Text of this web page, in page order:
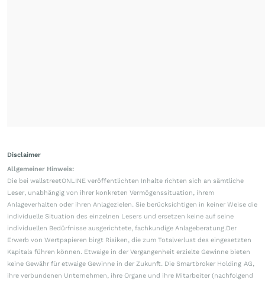
Disclaimer
Allgemeiner Hinweis:
Die bei wallstreetONLINE veröffentlichten Inhalte richten sich an sämtliche
Leser, unabhängig von ihrer konkreten Vermögenssituation, ihrem
Anlageverhalten oder ihren Anlagezielen. Sie berücksichtigen in keiner Weise die
individuelle Situation des einzelnen Lesers und ersetzen keine auf seine
individuellen Bedürfnisse ausgerichtete, fachkundige Anlageberatung.Der
Erwerb von Wertpapieren birgt Risiken, die zum Totalverlust des eingesetzten
Kapitals führen können. Etwaige in der Vergangenheit erzielte Gewinne bieten
keine Gewähr für etwaige Gewinne in der Zukunft. Die Smartbroker Holding AG,
ihre verbundenen Unternehmen, ihre Organe und ihre Mitarbeiter (nachfolgend